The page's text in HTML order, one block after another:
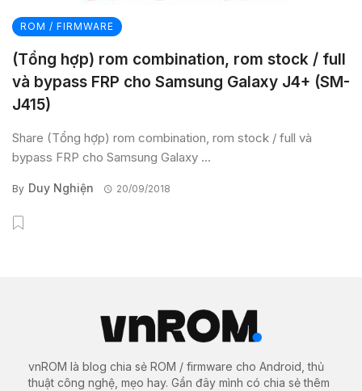
ROM / FIRMWARE
(Tổng hợp) rom combination, rom stock / full
và bypass FRP cho Samsung Galaxy J4+ (SM-
J415)
Share (Tổng hợp) rom combination, rom stock / full và
bypass FRP cho Samsung Galaxy ...
By Duy Nghiện 20/09/2018
vnROM là blog chia sẻ ROM / firmware cho Android, thủ
thuật công nghệ, mẹo hay. Gần đây mình có chia sẻ thêm